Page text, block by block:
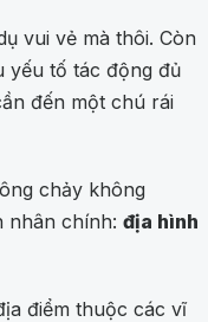
vui vẻ mà thôi. Còn
yếu tố tác động đủ
đến một chú rái
chảy không
nhân chính: địa hình
điểm thuộc các vĩ